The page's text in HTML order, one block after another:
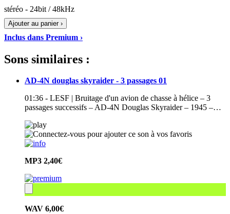
stéréo - 24bit / 48kHz
Ajouter au panier ›
Inclus dans Premium ›
Sons similaires :
AD-4N douglas skyraider - 3 passages 01
01:36 - LESF | Bruitage d'un avion de chasse à hélice – 3
passages successifs – AD-4N Douglas Skyraider – 1945 –…
MP3 2,40€
WAV 6,00€